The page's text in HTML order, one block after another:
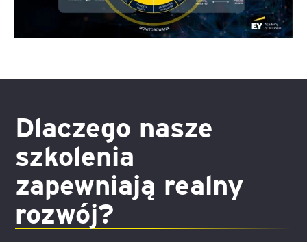
Dlaczego nasze
szkolenia
zapewniają realny
rozwój?